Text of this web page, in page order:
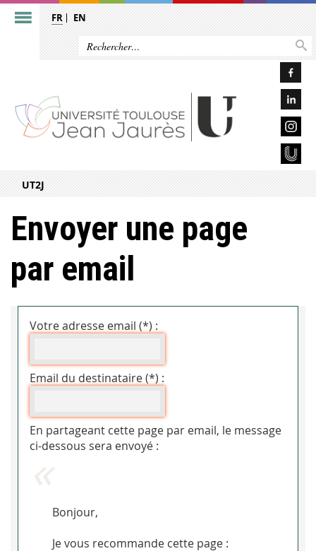
FR EN
UT2J
Envoyer une page
par email
Votre adresse email (*) :
Email du destinataire (*) :
En partageant cette page par email, le message
ci-dessous sera envoyé :
Bonjour,
Je vous recommande cette page :